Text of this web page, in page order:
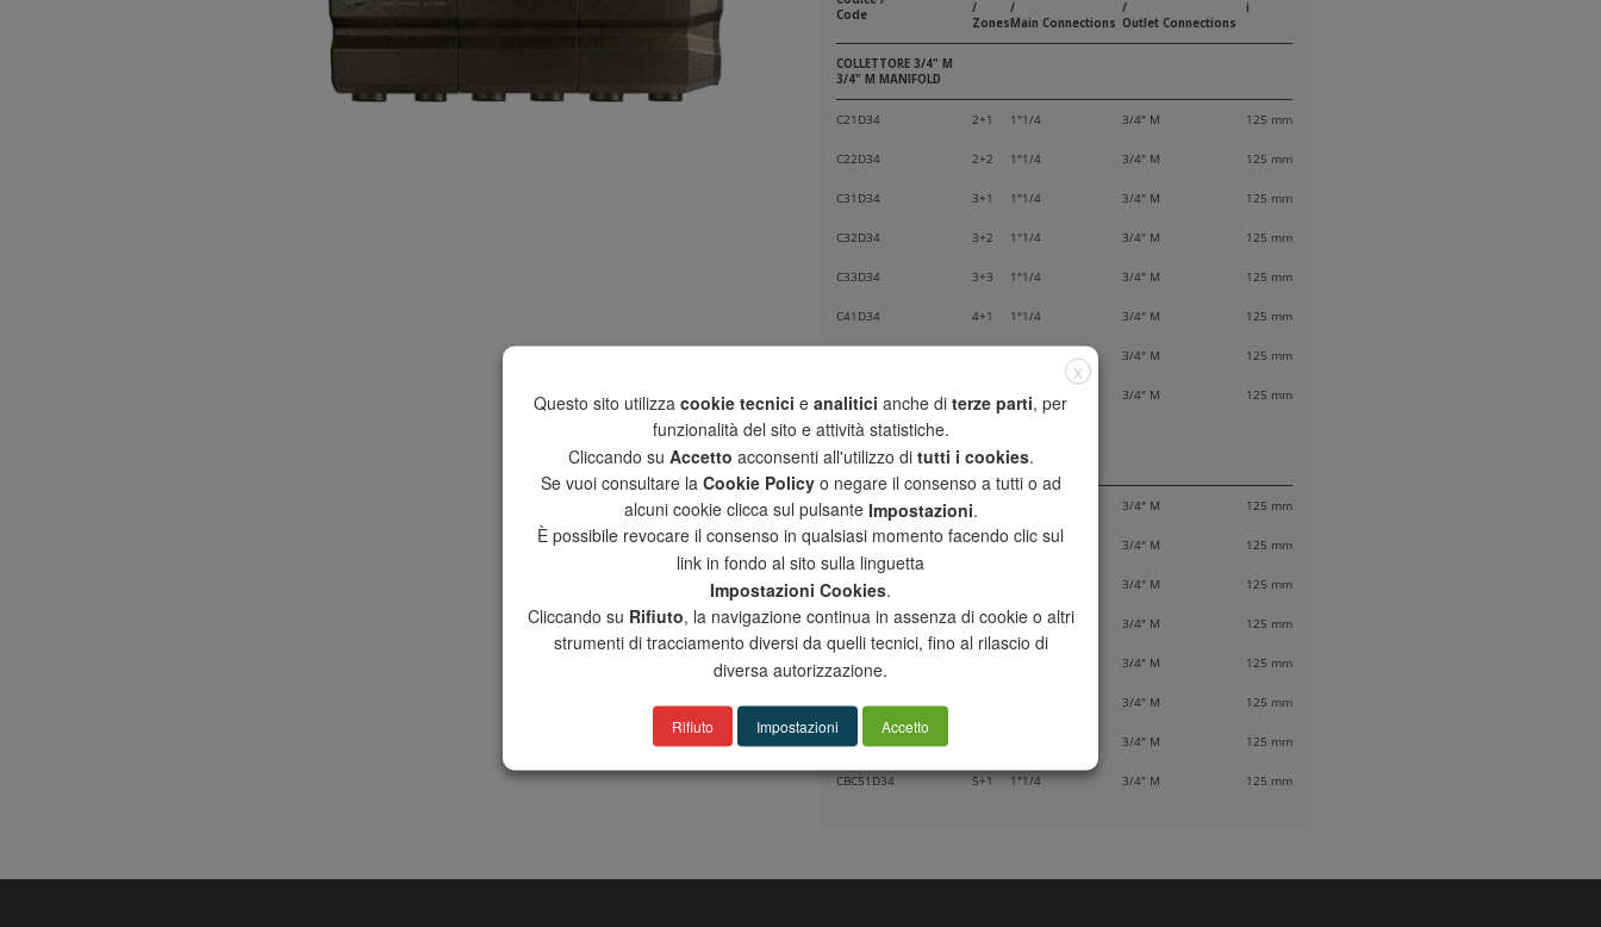
Code
/
Zones
/
Main Connections
/
Outlet Connections
i
COLLETTORE 3/4" M
3/4" M MANIFOLD
C21D34 2+1 1"1/4 3/4" M 125 mm
C22D34 2+2 1"1/4 3/4" M 125 mm
C31D34 3+1 1"1/4 3/4" M 125 mm
C32D34 3+2 1"1/4 3/4" M 125 mm
C33D34 3+3 1"1/4 3/4" M 125 mm
C41D34 4+1 1"1/4 3/4" M 125 mm
3/4" M 125 mm
C51D34 1"1/4 3/4" M 125 mm
COIBENTAZIONE 3/4"
M
3/4" M INSULATION
CBC21D34 3/4" M 125 mm
CBC22D34 2+2 1"1/4 3/4" M 125 mm
CBC31D34 3/4" M 125 mm
CBC32D34 3+2 1"1/4 3/4" M 125 mm
CBC33D34 3/4" M 125 mm
CBC41D34 3/4" M 125 mm
CBC42D34 3/4" M 125 mm
CBC51D34 5+1 1"1/4 3/4" M 125 mm
X
Questo sito utilizza cookie tecnici e analitici anche di terze parti, per
funzionalità del sito e attività statistiche.
Cliccando su Accetto acconsenti all'utilizzo di tutti i cookies.
Se vuoi consultare la Cookie Policyo negare il consenso a tutti o ad
alcuni cookie clicca sul pulsante Impostazioni
È possibile revocare il consenso in qualsiasi momento facendo clic sul
link in fondo al sito sulla linguetta
Impostazioni Cookies
Cliccando su Rifiuto , la navigazione continua in assenza di cookie o altri
strumenti di tracciamento diversi da quelli tecnici, fino al rilascio di
diversa autorizzazione.
Rifiuto Impostazioni Accetto